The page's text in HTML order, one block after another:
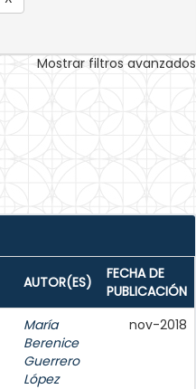
Mostrar filtros avanzados
AUTOR(ES)
FECHA DE
PUBLICACIÓN
María
Berenice
Guerrero
López
nov-2018